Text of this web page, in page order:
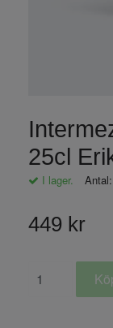
25cl
I lager. Antal:
449 kr